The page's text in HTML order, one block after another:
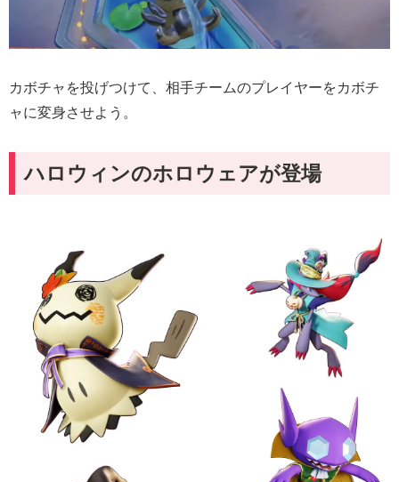
カボチャを投げつけて、相手チームのプレイヤーをカボチ
ャに変身させよう。
ハロウィンのホロウェアが登場